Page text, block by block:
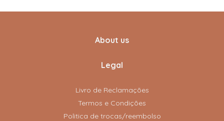
About us
Legal
Livro de Reclamações
Termos e Condições
Politica de trocas/reembolso